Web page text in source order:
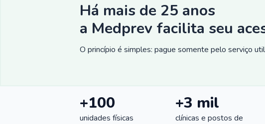
Há mais de 25 anos
a Medprev facilita seu
O princípio é simples: pague somente pelo serviço
+100
unidades físicas
+3 mil
clínicas e postos de